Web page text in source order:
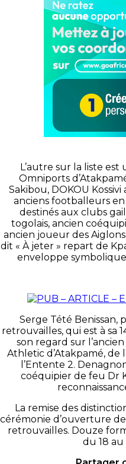
L’autre sur la liste
Omniports
Sakibou, DOKOU
anciens footballeurs
destinés aux clubs
togolais, ancien
ancien joueur des
dit « À jeter » repart de
enveloppe
Serge Tété
retrouvailles, qui est à sa
son regard sur
Athletic d’Atakpamé, de
l’Entente 2.
coéquipier de feu Dr
La remise des
cérémonie d’ouverture
retrouvailles. Douze
du 18 au